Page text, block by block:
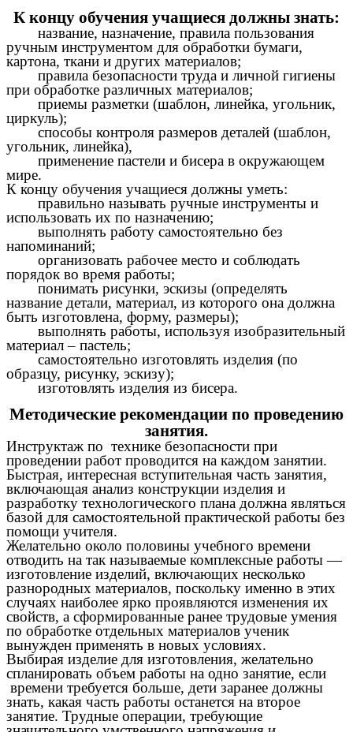
К концу обучения учащиеся должны знать:
название, назначение, правила пользования
ручным инструментом для обработки бумаги,
картона, ткани и других материалов;
правила безопасности труда и личной гигиены
при обработке различных материалов;
приемы разметки (шаблон, линейка, угольник,
циркуль);
способы контроля размеров деталей (шаблон,
угольник, линейка),
применение пастели и бисера в окружающем
мире.
К концу обучения учащиеся должны уметь:
правильно называть ручные инструменты и
использовать их по назначению;
выполнять работу самостоятельно без
напоминаний;
организовать рабочее место и соблюдать
порядок во время работы;
понимать рисунки, эскизы (определять
название детали, материал, из которого она должна
быть изготовлена, форму, размеры);
выполнять работы, используя изобразительный
материал – пастель;
самостоятельно изготовлять изделия (по
образцу, рисунку, эскизу);
изготовлять изделия из бисера.
Методические рекомендации по проведению
занятия.
Инструктаж по технике безопасности при
проведении работ проводится на каждом занятии.
Быстрая, интересная вступительная часть занятия,
включающая анализ конструкции изделия и
разработку технологического плана должна являться
базой для самостоятельной практической работы без
помощи учителя.
Желательно около половины учебного времени
отводить на так называемые комплексные работы —
изготовление изделий, включающих несколько
разнородных материалов, поскольку именно в этих
случаях наиболее ярко проявляются изменения их
свойств, а сформированные ранее трудовые умения
по обработке отдельных материалов ученик
вынужден применять в новых условиях.
Выбирая изделие для изготовления, желательно
спланировать объем работы на одно занятие, если
времени требуется больше, дети заранее должны
знать, какая часть работы останется на второе
занятие. Трудные операции, требующие